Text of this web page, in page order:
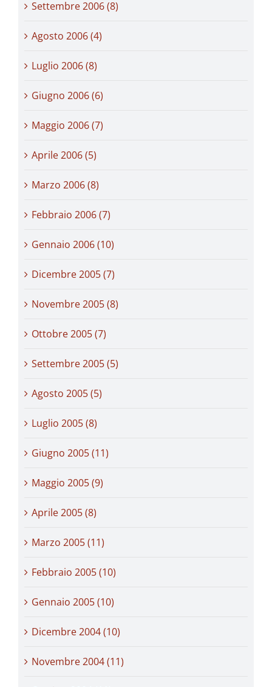
Settembre 2006 (8)
Agosto 2006 (4)
Luglio 2006 (8)
Giugno 2006 (6)
Maggio 2006 (7)
Aprile 2006 (5)
Marzo 2006 (8)
Febbraio 2006 (7)
Gennaio 2006 (10)
Dicembre 2005 (7)
Novembre 2005 (8)
Ottobre 2005 (7)
Settembre 2005 (5)
Agosto 2005 (5)
Luglio 2005 (8)
Giugno 2005 (11)
Maggio 2005 (9)
Aprile 2005 (8)
Marzo 2005 (11)
Febbraio 2005 (10)
Gennaio 2005 (10)
Dicembre 2004 (10)
Novembre 2004 (11)